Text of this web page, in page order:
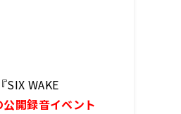
WAKE
開録音イベント